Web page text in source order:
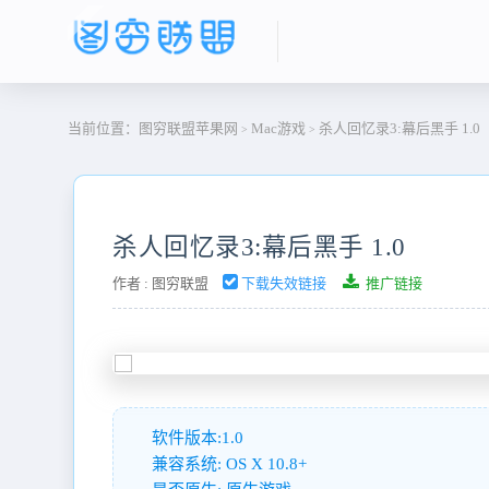
当前位置： 图穷联盟苹果网 > Mac游戏 > 杀人回忆录3:幕后黑手 1.0
杀人回忆录3:幕后黑手 1.0
作者 : 图穷联盟 下载失效链接 推广链接
软件版本:1.0
兼容系统: OS X 10.8+